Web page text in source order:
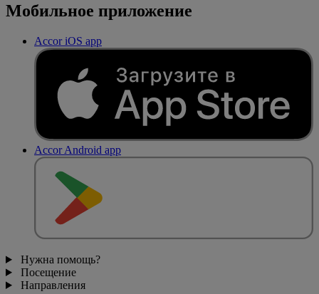
Мобильное приложение
Accor iOS app
Accor Android app
Нужна помощь?
Посещение
Направления